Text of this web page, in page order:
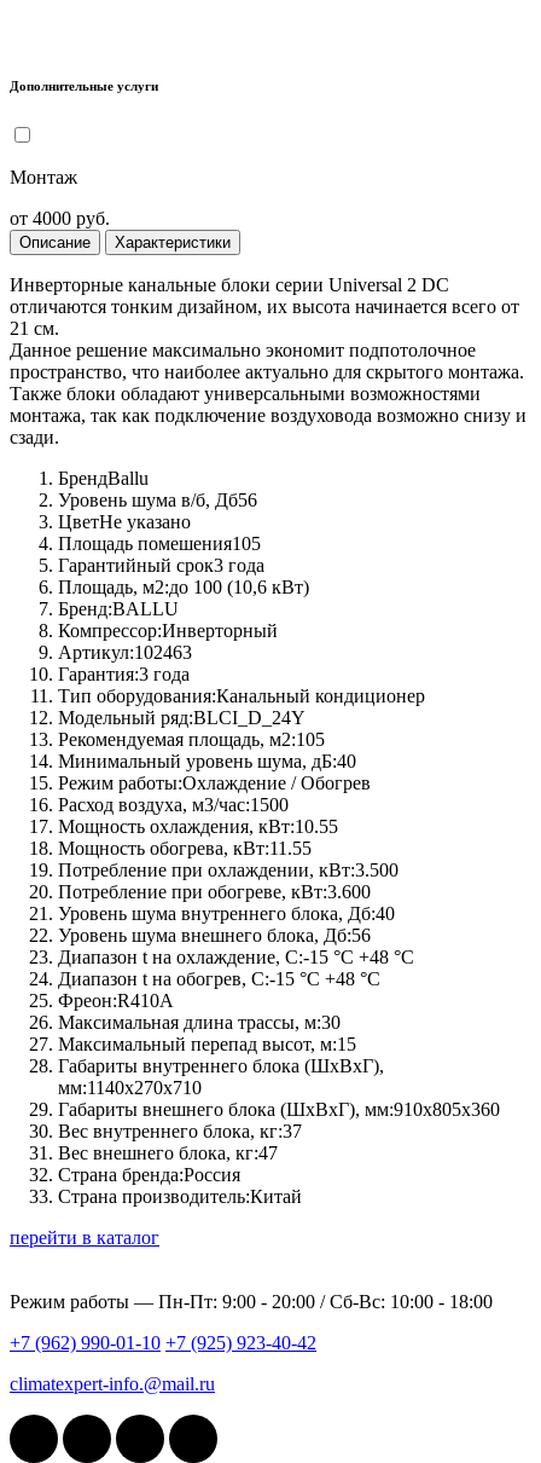
Дополнительные услуги
Монтаж
от 4000 руб.
Описание Характеристики
Инверторные канальные блоки серии Universal 2 DC
отличаются тонким дизайном, их высота начинается всего от
21 см.
Данное решение максимально экономит подпотолочное
пространство, что наиболее актуально для скрытого монтажа.
Также блоки обладают универсальными возможностями
монтажа, так как подключение воздуховода возможно снизу и
сзади.
БрендBallu
Уровень шума в/б, Дб56
ЦветНе указано
Площадь помешения105
Гарантийный срок3 года
Площадь, м2:до 100 (10,6 кВт)
Бренд:BALLU
Компрессор:Инверторный
Артикул:102463
Гарантия:3 года
Тип оборудования:Канальный кондиционер
Модельный ряд:BLCI_D_24Y
Рекомендуемая площадь, м2:105
Минимальный уровень шума, дБ:40
Режим работы:Охлаждение / Обогрев
Расход воздуха, м3/час:1500
Мощность охлаждения, кВт:10.55
Мощность обогрева, кВт:11.55
Потребление при охлаждении, кВт:3.500
Потребление при обогреве, кВт:3.600
Уровень шума внутреннего блока, Дб:40
Уровень шума внешнего блока, Дб:56
Диапазон t на охлаждение, C:-15 °С +48 °С
Диапазон t на обогрев, C:-15 °С +48 °С
Фреон:R410A
Максимальная длина трассы, м:30
Максимальный перепад высот, м:15
Габариты внутреннего блока (ШхВхГ),
мм:1140х270х710
Габариты внешнего блока (ШхВхГ), мм:910х805х360
Вес внутреннего блока, кг:37
Вес внешнего блока, кг:47
Страна бренда:Россия
Страна производитель:Китай
перейти в каталог
Режим работы — Пн-Пт: 9:00 - 20:00 / Сб-Вс: 10:00 - 18:00
+7 (962) 990-01-10 +7 (925) 923-40-42
climatexpert-info.@mail.ru